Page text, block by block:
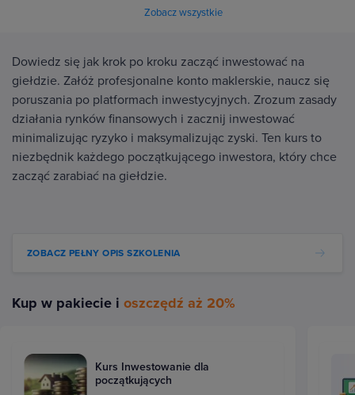
Zobacz wszystkie
Dowiedz się jak krok po kroku zacząć inwestować na
giełdzie. Załóż profesjonalne konto maklerskie, naucz się
poruszania po platformach inwestycyjnych. Zrozum zasady
działania rynków finansowych i zacznij inwestować
minimalizując ryzyko i maksymalizując zyski. Ten kurs to
niezbędnik każdego początkującego inwestora, który chce
zacząć zarabiać na giełdzie.
ZOBACZ PEŁNY OPIS SZKOLENIA
Kup w pakiecie i oszczędź aż 20%
Kurs Inwestowanie dla
początkujących